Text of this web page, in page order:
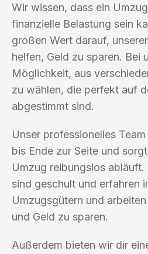
Wir wissen, dass ein
finanzielle Belastung sein
großen Wert darauf,
helfen, Geld zu sparen. Bei
Möglichkeit, aus
zu wählen, die perfekt auf
abgestimmt sind.
Unser professionelles
bis Ende zur Seite und
Umzug reibungslos
sind geschult und erfahren
Umzugsgütern und
und Geld zu sparen.
Außerdem bieten wir dir